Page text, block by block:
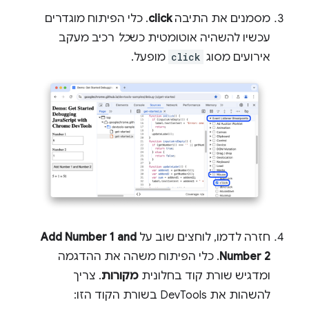
מסמנים את התיבהclick. כלי הפיתוח מוגדרים
עכשיו להשהיה אוטומטית כשכל רכיב מעקב
אירועים מסוג click מופעל.
חזרה לדמו, לוחצים שוב על Add Number 1 and
Number 2. כלי הפיתוח משהה את ההדגמה
ומדגיש שורת קוד בחלונית מקורות. צריך
להשהות את DevTools בשורת הקוד הזו: